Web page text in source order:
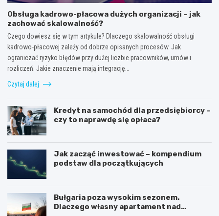
Obsługa kadrowo-płacowa dużych organizacji – jak
zachować skalowalność?
Czego dowiesz się w tym artykule? Dlaczego skalowalność obsługi
kadrowo-płacowej zależy od dobrze opisanych procesów. Jak
ograniczać ryzyko błędów przy dużej liczbie pracowników, umów i
rozliczeń. Jakie znaczenie mają integrację…
Czytaj dalej
Kredyt na samochód dla przedsiębiorcy –
czy to naprawdę się opłaca?
Jak zacząć inwestować – kompendium
podstaw dla początkujących
Bułgaria poza wysokim sezonem.
Dlaczego własny apartament nad